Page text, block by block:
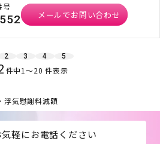
号
メールでお問い合わせ
2 3 4 5
件中1〜20 件表示
浮気慰謝料減額
軽にお電話ください